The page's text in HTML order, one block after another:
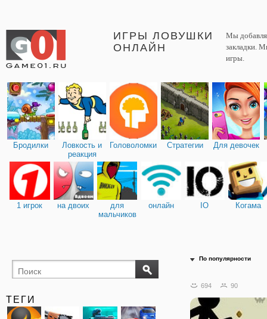
ИГРЫ ЛОВУШКИ
ОНЛАЙН
Мы
закладки.
игры.
Бродилки
Ловкость и
реакция
Головоломки Стратегии Для девочек
1 игрок на двоих
для
мальчиков
онлайн IO Когама
ТЕГИ
По популярности
694 90